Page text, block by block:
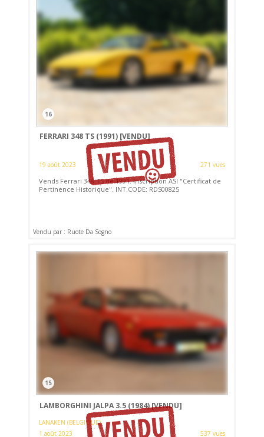
16
FERRARI 348 TS (1991) [VENDU]
19 août 2023 271 vues
Vends Ferrari 348 TS de 1991. Inscription ASI "Certificat de
Pertinence Historique". INT.CODE: RDS00825
Vendu par : Ruote Da Sogno
15
LAMBORGHINI JALPA 3.5 (1984)[VENDU]
LANAKEN (BELGIQUE)
1 août 2023
537 vues